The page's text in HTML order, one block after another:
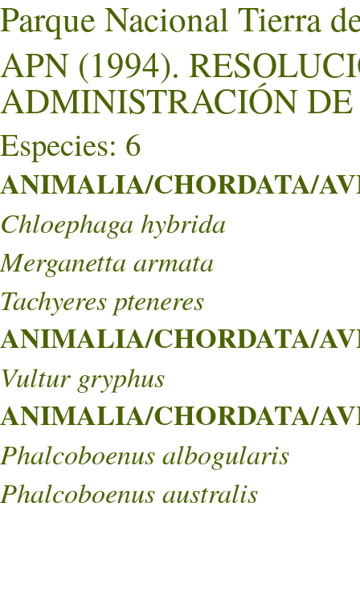
Parque Nacional Tierra
APN (1994).
ADMINISTRACIÓN
Especies: 6
ANIMALIA/CHORDATA/
Chloephaga hybrida
Merganetta armata
Tachyeres pteneres
ANIMALIA/CHORDATA/
Vultur gryphus
ANIMALIA/CHORDATA/
Phalcoboenus albogularis
Phalcoboenus australis